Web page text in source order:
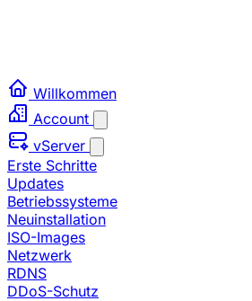
Willkommen
Account
vServer
Erste Schritte
Updates
Betriebssysteme
Neuinstallation
ISO-Images
Netzwerk
RDNS
DDoS-Schutz